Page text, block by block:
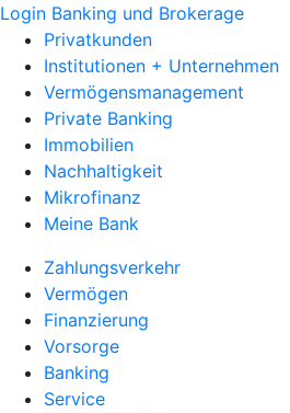
Login Banking und Brokerage
Privatkunden
Institutionen + Unternehmen
Vermögensmanagement
Private Banking
Immobilien
Nachhaltigkeit
Mikrofinanz
Meine Bank
Zahlungsverkehr
Vermögen
Finanzierung
Vorsorge
Banking
Service